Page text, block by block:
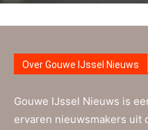
Over Gouwe IJssel Nieuws
Gouwe IJssel Nieuws is
ervaren nieuwsmakers uit